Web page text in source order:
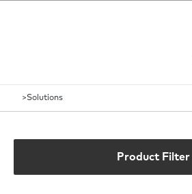
>Solutions
Product Filter